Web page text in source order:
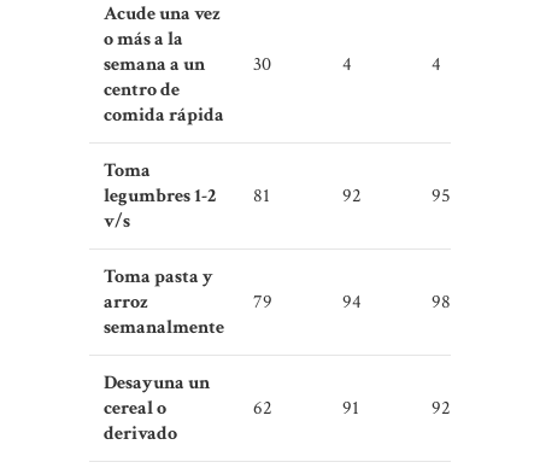
Acude una vez
o más a la
semana a un
centro de
comida rápida
30 4 4
Toma
legumbres 1-2
v/s
81 92 95
Toma pasta y
arroz
semanalmente
79 94 98
Desayuna un
cereal o
derivado
62 91 92